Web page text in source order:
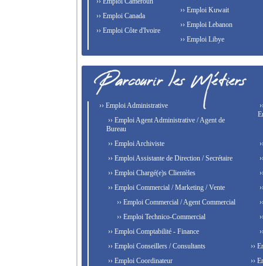
›› Emploi Canada
›› Emploi Côte d'Ivoire
›› Emploi Kuwait
›› Emploi Lebanon
›› Emploi Libye
›› Emploi Administrative
›› Emploi Agent Administrative / Agent de
Bureau
›› Emploi Archiviste
›› Emploi Assistante de Direction / Secrétaire
›› Emploi Chargé(e)s Clientèles
›› Emploi Commercial / Marketing / Vente
›› Emploi Commercial / Agent Commercial
›› Emploi Technico-Commercial
›› Emploi Comptabilité - Finance
›› Emploi Conseillers / Consultants
›› Emploi Coordinateur
››
››